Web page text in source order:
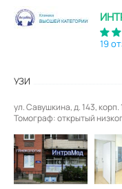
19
УЗИ
ул. Савушкина, д. 143, корп.
Томограф: открытый